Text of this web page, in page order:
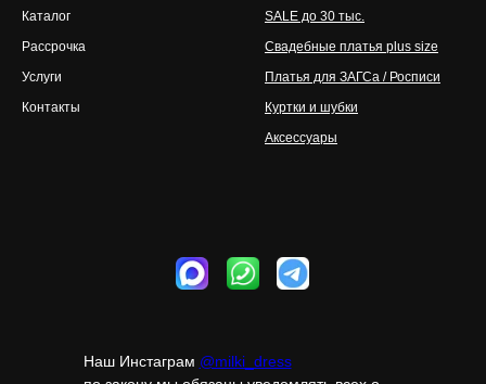
Каталог
Рассрочка
Услуги
Контакты
SALE до 30 тыс.
Свадебные платья plus size
Платья для ЗАГСа / Росписи
Куртки и шубки
Аксессуары
Наш Инстаграм @milki_dress